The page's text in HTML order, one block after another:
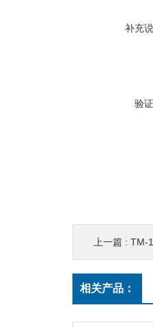
补充
验
上一篇 : TM-
相关产品：